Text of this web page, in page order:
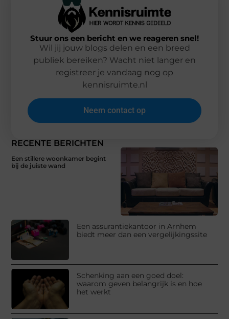
RECENTE BERICHTEN
Een stillere woonkamer begint
bij de juiste wand
Een assurantiekantoor in Arnhem
biedt meer dan een vergelijkingssite
Schenking aan een goed doel:
waarom geven belangrijk is en hoe
het werkt
Stuur ons een bericht en we reageren snel!
Wil jij jouw blogs delen en een breed
publiek bereiken? Wacht niet langer en
registreer je vandaag nog op
kennisruimte.nl
Neem contact op